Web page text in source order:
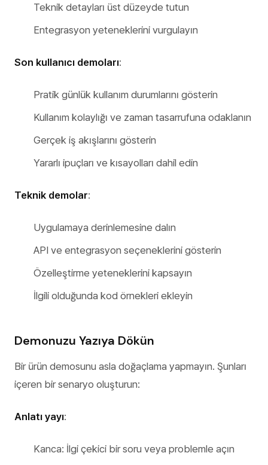
Teknik detayları üst düzeyde tutun
Entegrasyon yeteneklerini vurgulayın
Son kullanıcı demoları:
Pratik günlük kullanım durumlarını gösterin
Kullanım kolaylığı ve zaman tasarrufuna odaklanın
Gerçek iş akışlarını gösterin
Yararlı ipuçları ve kısayolları dahil edin
Teknik demolar:
Uygulamaya derinlemesine dalın
API ve entegrasyon seçeneklerini gösterin
Özelleştirme yeteneklerini kapsayın
İlgili olduğunda kod örnekleri ekleyin
Demonuzu Yazıya Dökün
Bir ürün demosunu asla doğaçlama yapmayın. Şunları
içeren bir senaryo oluşturun:
Anlatı yayı:
Kanca: İlgi çekici bir soru veya problemle açın